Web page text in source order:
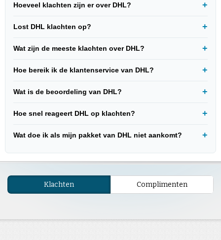
Hoeveel klachten zijn er over DHL?
Lost DHL klachten op?
Wat zijn de meeste klachten over DHL?
Hoe bereik ik de klantenservice van DHL?
Wat is de beoordeling van DHL?
Hoe snel reageert DHL op klachten?
Wat doe ik als mijn pakket van DHL niet aankomt?
Klachten Complimenten